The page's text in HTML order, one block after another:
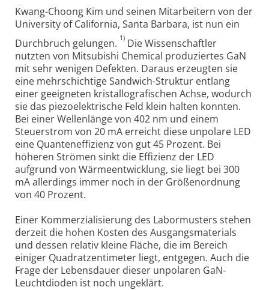
Kwang-Choong Kim und seinen Mitarbeitern von der
University of California, Santa Barbara, ist nun ein
Durchbruch gelungen. 1) Die Wissenschaftler
nutzten von Mitsubishi Chemical produziertes GaN
mit sehr wenigen Defekten. Daraus erzeugten sie
eine mehrschichtige Sandwich-Struktur entlang
einer geeigneten kristallografischen Achse, wodurch
sie das piezoelektrische Feld klein halten konnten.
Bei einer Wellenlänge von 402 nm und einem
Steuerstrom von 20 mA erreicht diese unpolare LED
eine Quanteneffizienz von gut 45 Prozent. Bei
höheren Strömen sinkt die Effizienz der LED
aufgrund von Wärmeentwicklung, sie liegt bei 300
mA allerdings immer noch in der Größenordnung
von 40 Prozent.
Einer Kommerzialisierung des Labormusters stehen
derzeit die hohen Kosten des Ausgangsmaterials
und dessen relativ kleine Fläche, die im Bereich
einiger Quadratzentimeter liegt, entgegen. Auch die
Frage der Lebensdauer dieser unpolaren GaN-
Leuchtdioden ist noch ungeklärt.